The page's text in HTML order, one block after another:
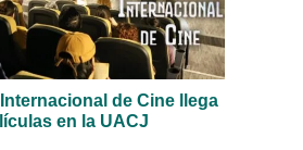
de Cine llega
en la UACJ